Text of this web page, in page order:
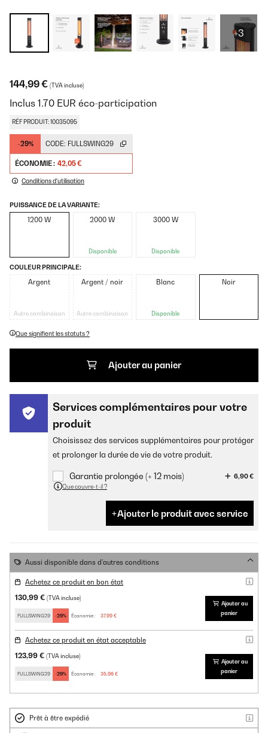
+3
144,99 € (TVA incluse)
Inclus 1.70 EUR éco-participation
RÉF PRODUIT: 10035095
-29% CODE: FULLSWING29
ÉCONOMIE : 42,05 €
Conditions d'utilisation
PUISSANCE DE LA VARIANTE:
1200 W 2000 W
Disponible
3000 W
Disponible
COULEUR PRINCIPALE:
Argent
Autre combinaison
Argent / noir
Autre combinaison
Blanc
Disponible
Noir
Que signifient les statuts ?
Ajouter au panier
Services complémentaires pour votre
produit
Choisissez des services supplémentaires pour protéger
et prolonger la durée de vie de votre produit.
Garantie prolongée (+ 12 mois)
6,90 €
Que couvre-t-il ?
Ajouter le produit avec service
Aussi disponible dans d'autres conditions
Achetez ce produit en bon état
130,99 € (TVA incluse)
FULLSWING29 -29% Économie : 37,99 €
Ajouter au
panier
Achetez ce produit en état acceptable
123,99 € (TVA incluse)
FULLSWING29 -29% Économie : 35,96 €
Ajouter au
panier
Prêt à être expédié